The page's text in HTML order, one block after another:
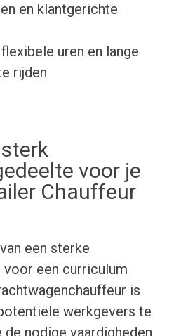
en klantgerichte
uren en lange
rijden
voor je
Chauffeur
een sterke
een curriculum
is
werkgevers te
de nodige vaardigheden